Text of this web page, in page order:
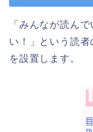
「みんなが読ん
い！」という読者
を設置します。